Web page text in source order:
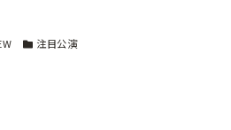
カテゴリー
注目公演